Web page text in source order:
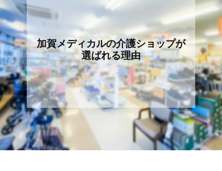
加賀メディカルの介護ショップが
選ばれる理由